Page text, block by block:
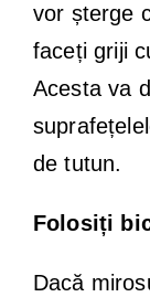
vor șterge
faceți griji
Acesta va
de tutun.
Folosiți
Dacă